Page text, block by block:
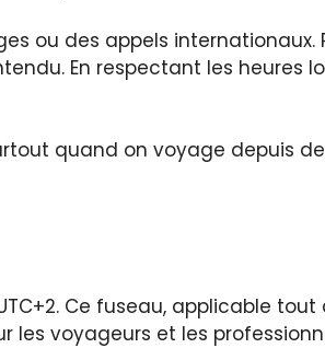
ou des appels internationaux.
En respectant les heures
quand on voyage depuis
Ce fuseau, applicable tout
les voyageurs et les